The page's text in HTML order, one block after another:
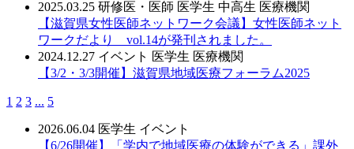
2025.03.25 研修医・医師 医学生 中高生 医療機関
【滋賀県女性医師ネットワーク会議】女性医師ネット
ワークだより vol.14が発刊されました。
2024.12.27 イベント 医学生 医療機関
【3/2・3/3開催】滋賀県地域医療フォーラム2025
1 2 3 ... 5
2026.06.04 医学生 イベント
【6/26開催】「学内で地域医療の体験ができる」課外